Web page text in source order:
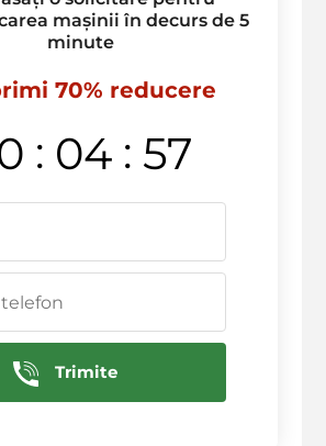
suntem mândri de munca
că toate serviciile noastre sunt
loc!
adevărul despre aceste mituri ale
ești pregătit să îi oferi mașinii tale
vehiculul tău!
pentru a programa o
cu brațele deschise.
urmatoarele raioane: Ciocana,
mașinii în decurs de 5
minute
70% reducere
: 04 : 56
Trimite